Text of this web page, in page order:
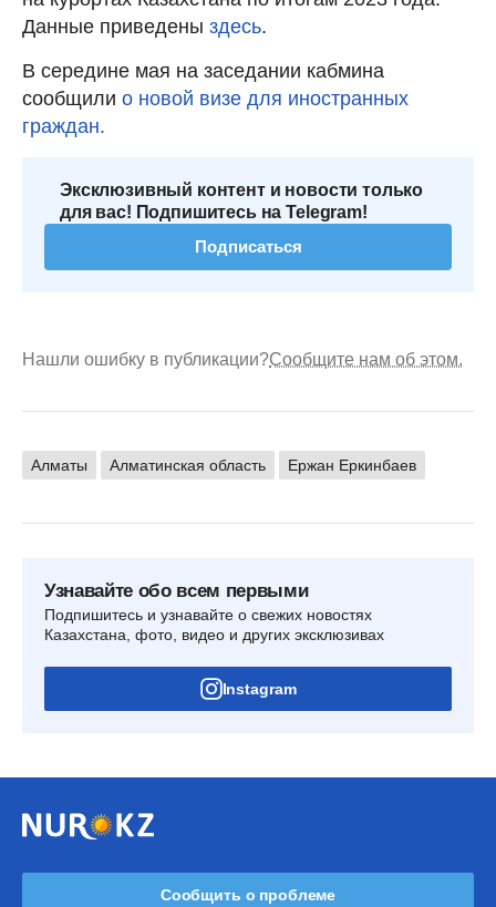
Данные приведены здесь.
В середине мая на заседании кабмина
сообщили о новой визе для иностранных
граждан.
Эксклюзивный контент и новости только
для вас! Подпишитесь на Telegram!
Подписаться
Нашли ошибку в публикации?Сообщите нам об этом.
Алматы Алматинская область Ержан Еркинбаев
Узнавайте обо всем первыми
Подпишитесь и узнавайте о свежих новостях
Казахстана, фото, видео и других эксклюзивах
Instagram
Сообщить о проблеме